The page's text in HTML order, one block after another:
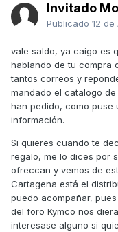
Invitado
Publicado 12 de
vale saldo, ya caigo es
hablando de tu compra
tantos correos y
mandado el catalogo
han pedido, como puse
información.
Si quieres cuando te
regalo, me lo dices por
ofreccan y vemos de
Cartagena está el
puedo acompañar,
del foro Kymco nos
interesase alguno si